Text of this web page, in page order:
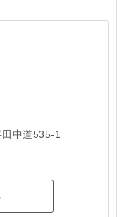
中道535-1